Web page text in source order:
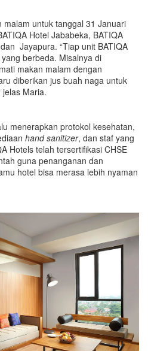
malam untuk tanggal 31 Januari
Hotel Jababeka, BATIQA
Jayapura. “Tiap unit BATIQA
berbeda. Misalnya di
makan malam dengan
diberikan jus buah naga untuk
jelas Maria.
menerapkan protokol kesehatan,
hand sanitizer, dan staf yang
Hotels telah tersertifikasi CHSE
guna penanganan dan
hotel bisa merasa lebih nyaman